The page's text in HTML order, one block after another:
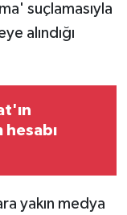
suçlamasıyla
alındığı
hesabı
yakın medya